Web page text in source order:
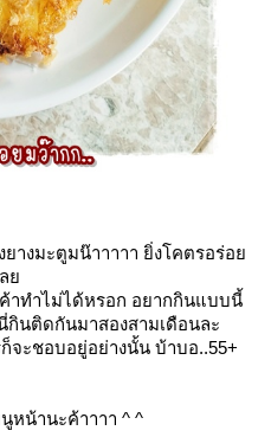
างมะตูมน๊าาาาา ยิ่งโคตรอร่อ
ล
าทำไม่ได้หรอก อยากกินแบบนี้
กินติดกันมาสองสามเดือนละ
จะชอบอยู่อย่างนั้น บ้าบอ..55+
หน้านะค้าาาา ^ ^